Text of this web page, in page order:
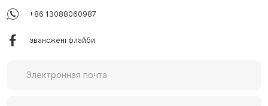
+86 13088060987
эвансженгфлайби